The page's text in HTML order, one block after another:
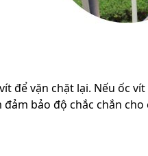
để vặn chặt lại. Nếu ốc
bảo độ chắc chắn cho